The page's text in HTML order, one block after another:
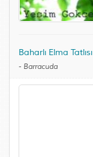
Baharlı Elma Tatlısı
- Barracuda